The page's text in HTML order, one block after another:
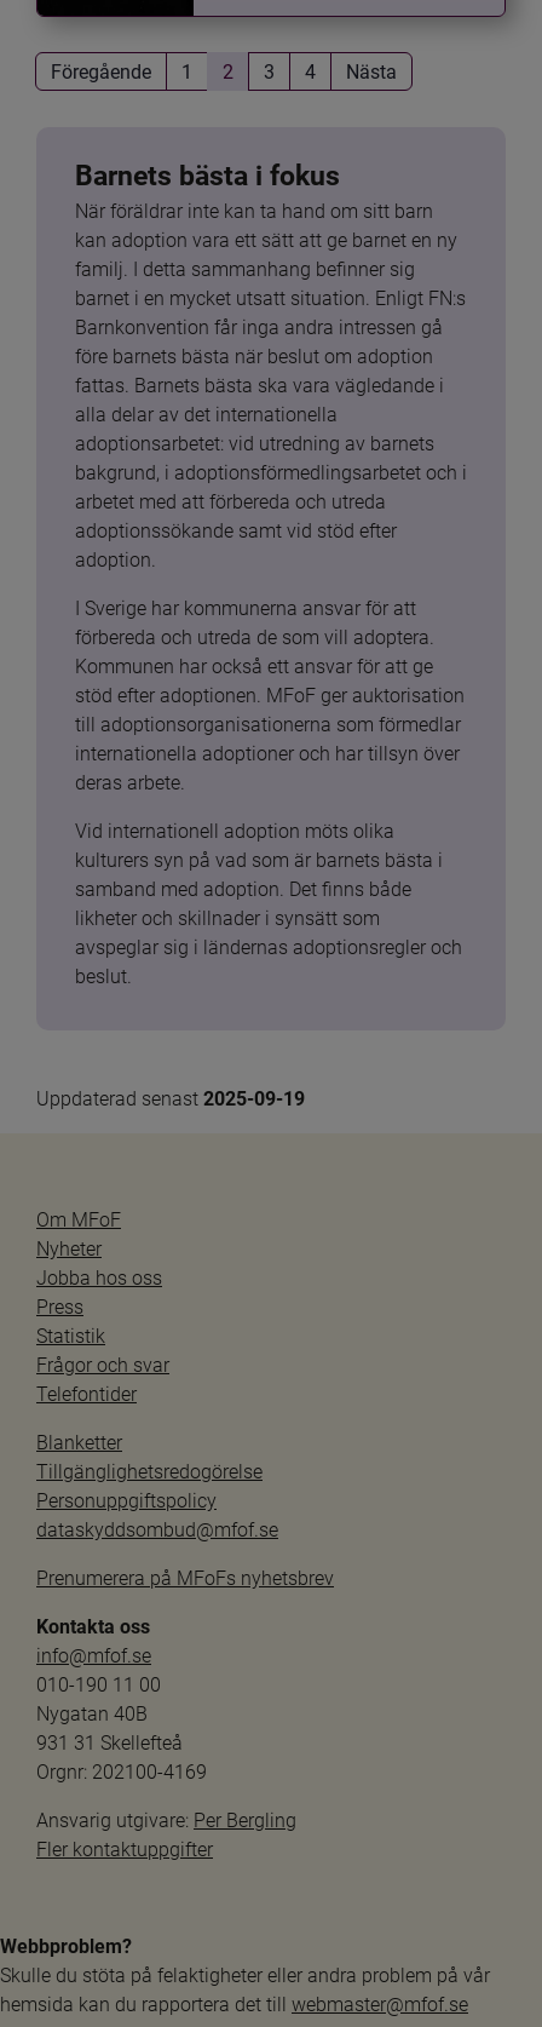
Föregående 1 2 3 4 Nästa
Barnets bästa i fokus
När föräldrar inte kan ta hand om sitt barn
kan adoption vara ett sätt att ge barnet en ny
familj. I detta sammanhang befinner sig
barnet i en mycket utsatt situation. Enligt FN:s
Barnkonvention får inga andra intressen gå
före barnets bästa när beslut om adoption
fattas. Barnets bästa ska vara vägledande i
alla delar av det internationella
adoptionsarbetet: vid utredning av barnets
bakgrund, i adoptionsförmedlingsarbetet och i
arbetet med att förbereda och utreda
adoptionssökande samt vid stöd efter
adoption.
I Sverige har kommunerna ansvar för att
förbereda och utreda de som vill adoptera.
Kommunen har också ett ansvar för att ge
stöd efter adoptionen. MFoF ger auktorisation
till adoptionsorganisationerna som förmedlar
internationella adoptioner och har tillsyn över
deras arbete.
Vid internationell adoption möts olika
kulturers syn på vad som är barnets bästa i
samband med adoption. Det finns både
likheter och skillnader i synsätt som
avspeglar sig i ländernas adoptionsregler och
beslut.
Uppdaterad senast 2025-09-19
Om MFoF
Nyheter
Jobba hos oss
Press
Statistik
Frågor och svar
Telefontider
Blanketter
Tillgänglighetsredogörelse
Personuppgiftspolicy
dataskyddsombud@mfof.se
Prenumerera på MFoFs nyhetsbrev
Kontakta oss
info@mfof.se
010-190 11 00
Nygatan 40B
931 31 Skellefteå
Orgnr: 202100-4169
Ansvarig utgivare: Per Bergling
Fler kontaktuppgifter
Webbproblem?
Skulle du stöta på felaktigheter eller andra problem på vår
hemsida kan du rapportera det till webmaster@mfof.se